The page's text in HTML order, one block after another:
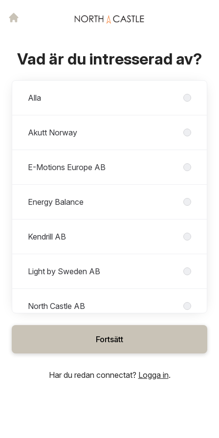
Vad är du intresserad av?
Alla
Akutt Norway
E-Motions Europe AB
Energy Balance
Kendrill AB
Light by Sweden AB
North Castle AB
Praktik under studier
SHIFT Electric Mobility AB
Fortsätt
Har du redan connectat? Logga in.